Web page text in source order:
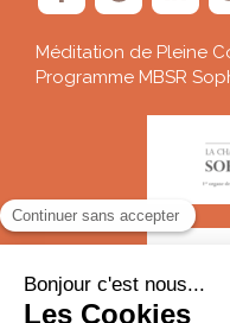
Méditation de Pleine
Programme MBSR